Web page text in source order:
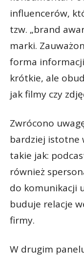
influencerów,
tzw. „brand
marki.
forma
krótkie, ale
jak filmy czy
Zwrócono
bardziej istotne
takie jak:
również
do komunikacji
buduje relacje
firmy.
W drugim